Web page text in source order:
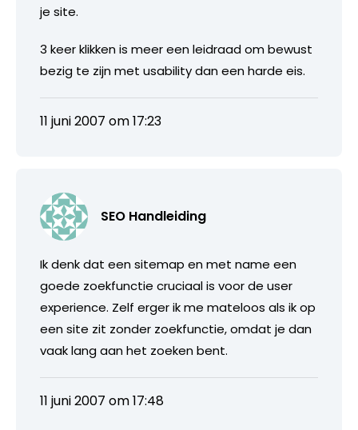
je site.
3 keer klikken is meer een leidraad om bewust
bezig te zijn met usability dan een harde eis.
11 juni 2007 om 17:23
SEO Handleiding
Ik denk dat een sitemap en met name een
goede zoekfunctie cruciaal is voor de user
experience. Zelf erger ik me mateloos als ik op
een site zit zonder zoekfunctie, omdat je dan
vaak lang aan het zoeken bent.
11 juni 2007 om 17:48